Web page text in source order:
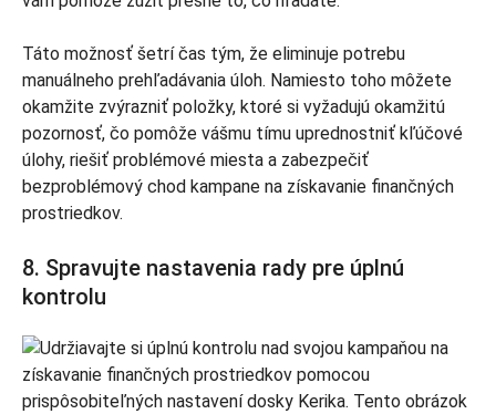
Táto možnosť šetrí čas tým, že eliminuje potrebu
manuálneho prehľadávania úloh. Namiesto toho môžete
okamžite zvýrazniť položky, ktoré si vyžadujú okamžitú
pozornosť, čo pomôže vášmu tímu uprednostniť kľúčové
úlohy, riešiť problémové miesta a zabezpečiť
bezproblémový chod kampane na získavanie finančných
prostriedkov.
8. Spravujte nastavenia rady pre úplnú
kontrolu